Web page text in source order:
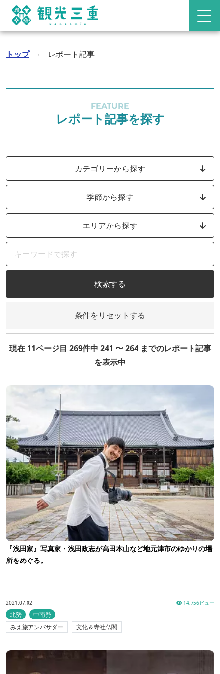
トップ › レポート記事
FEATURE
レポート記事を探す
カテゴリーから探す
季節から探す
エリアから探す
検索する
条件をリセットする
現在 11ページ目 269件中 241 〜 264 までのレポート記事
を表示中
『浅田家』写真家・浅田政志が高田本山など地元津市のゆかりの場
所をめぐる。
2021.07.02 14,756ビュー
北勢
中南勢
みえ旅アンバサダー
文化＆寺社仏閣